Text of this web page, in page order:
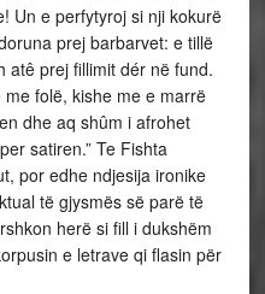
Un e perfytyroj si nji kokurë
prej barbarvet: e tillë
atê prej fillimit dér në fund.
folë, kishe me e marrë
dhe aq shûm i afrohet
satiren.” Te Fishta
por edhe ndjesija ironike
të gjysmës së parë të
herë si fill i dukshëm
e letrave qi flasin për